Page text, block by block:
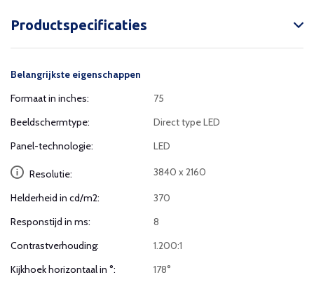
Productspecificaties
Belangrijkste eigenschappen
Formaat in inches:
75
Beeldschermtype:
Direct type LED
Panel-technologie:
LED
Resolutie: 3840 x 2160
Helderheid in cd/m2:
370
Responstijd in ms:
8
Contrastverhouding:
1.200:1
Kijkhoek horizontaal in °:
178°